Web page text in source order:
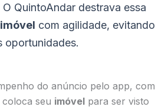
QuintoAndar destrava essa
com agilidade, evitando
oportunidades.
do anúncio pelo app, com
seu imóvel para ser visto